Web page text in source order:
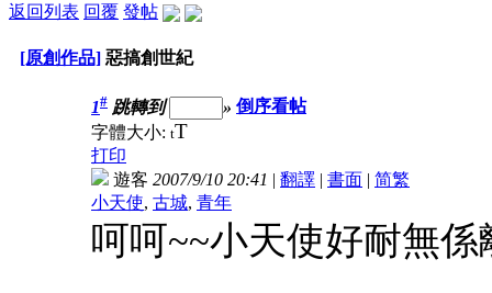
返回列表 回覆 發帖
[原創作品] 惡搞創世紀
1# 跳轉到 » 倒序看帖
字體大小: tT
打印
遊客 2007/9/10 20:41 | 翻譯 | 書面 | 简繁
小天使, 古城, 青年
呵呵~~小天使好耐無